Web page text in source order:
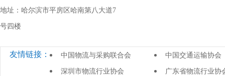
地址：哈尔滨市平房区哈南第八大道7
号四楼
友情链接： 中国物流与采购联合会 中国交通运输协会
深圳市物流行业协会 广东省物流行业协